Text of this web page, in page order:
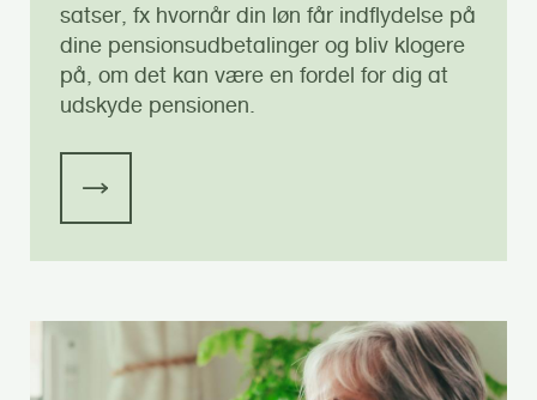
satser, fx hvornår din løn får indflydelse på
dine pensionsudbetalinger og bliv klogere
på, om det kan være en fordel for dig at
udskyde pensionen.